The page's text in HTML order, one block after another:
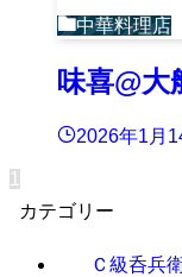
中華料理店
味喜@大
2026年1月
1
カテゴリー
Ｃ級呑兵